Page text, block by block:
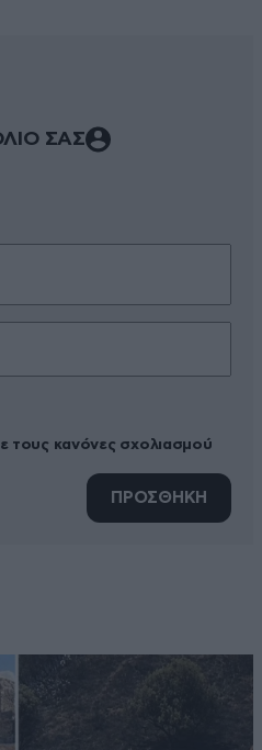
ΣΑΣ
τους κανόνες σχολιασμού
ΠΡΟΣΘΗΚΗ